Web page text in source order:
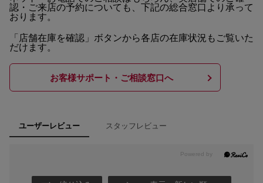
認・ご来店の予約についても、下記の総合窓口より承って
おります。
「店舗在庫を確認」ボタンから各店の在庫状況もご覧いた
だけます。
お客様サポート・ご相談窓口へ
ユーザーレビュー スタッフレビュー